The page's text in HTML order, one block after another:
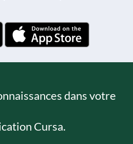
dans votre
Cursa.